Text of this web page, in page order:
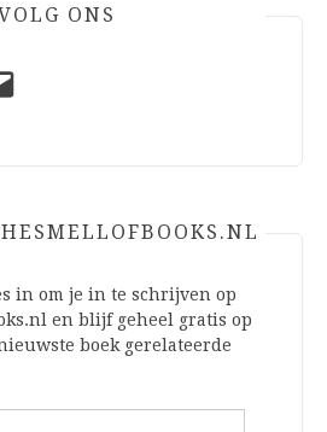
ONS
in om je in te schrijven op
en blijf geheel gratis op
boek gerelateerde